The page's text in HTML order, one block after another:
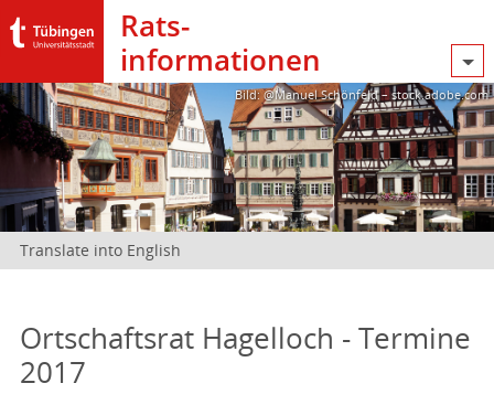
Rats­
informationen
Bild: @Manuel Schönfeld – stock.adobe.com
Translate into English
Ortschaftsrat Hagelloch - Termine
2017